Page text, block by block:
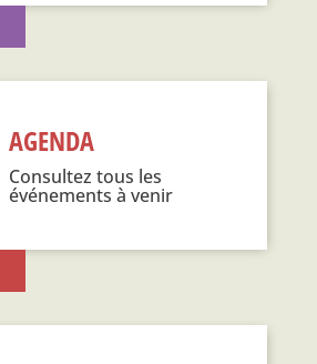
AGENDA
Consultez tous les
événements à venir